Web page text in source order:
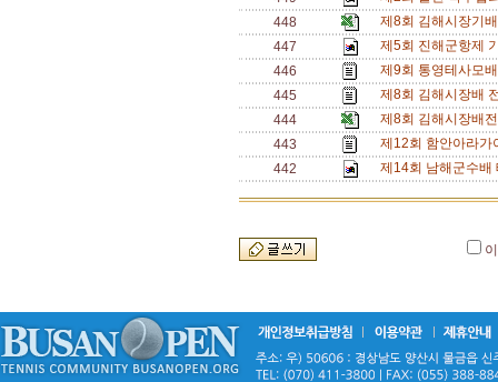
448
제8회 김해시장기
447
제5회 진해군항제
446
제9회 통영테사모
445
제8회 김해시장배
444
제8회 김해시장배
443
제12회 함안아라
442
제14회 남해군수